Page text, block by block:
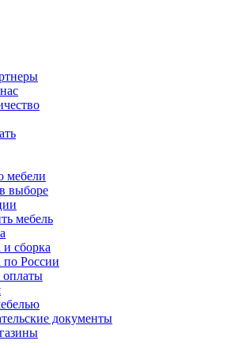
мебели
выборе
мебель
и сборка
по России
документы